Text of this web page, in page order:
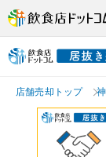
店舗売却トップ